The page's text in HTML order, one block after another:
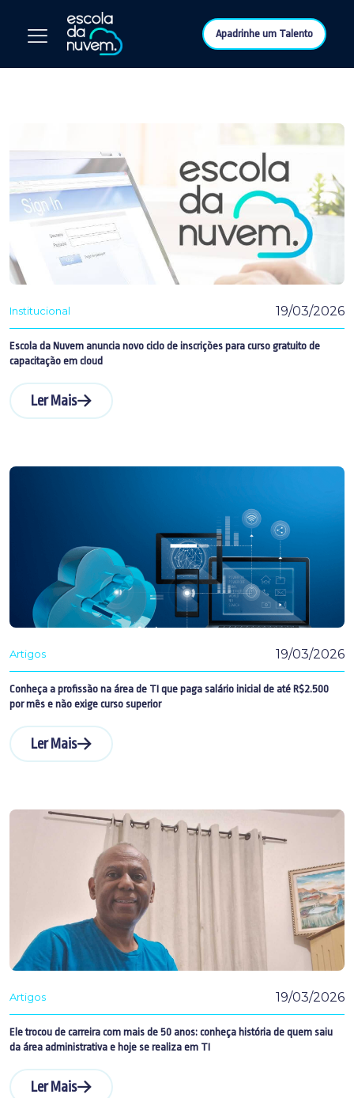
Apadrinhe um Talento
Institucional 19/03/2026
Escola da Nuvem anuncia novo ciclo de inscrições para curso gratuito de
capacitação em cloud
Ler Mais
Artigos 19/03/2026
Conheça a profissão na área de TI que paga salário inicial de até R$2.500
por mês e não exige curso superior
Ler Mais
Artigos 19/03/2026
Ele trocou de carreira com mais de 50 anos: conheça história de quem saiu
da área administrativa e hoje se realiza em TI
Ler Mais